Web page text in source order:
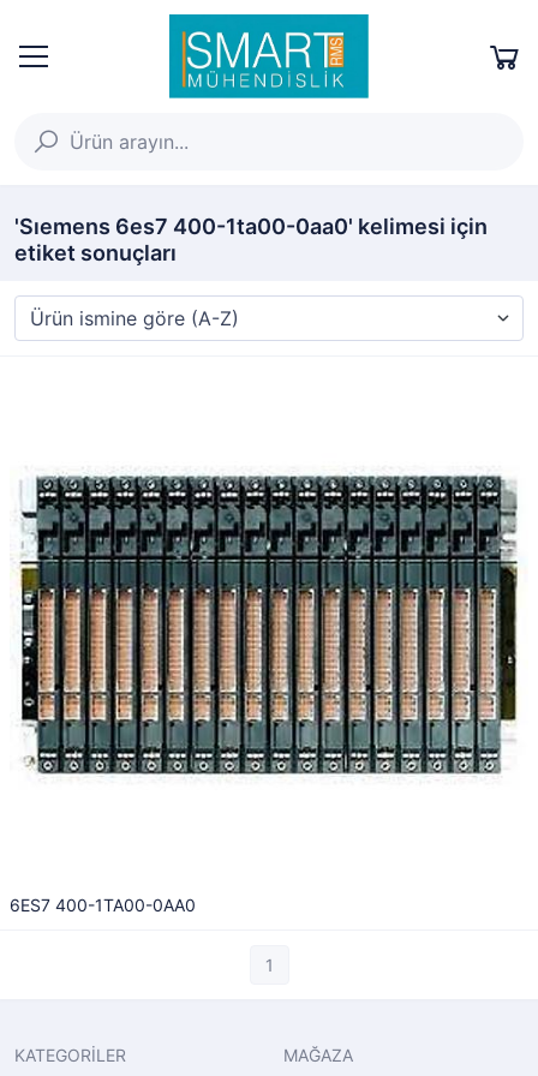
'Sıemens 6es7 400-1ta00-0aa0' kelimesi için
etiket sonuçları
6ES7 400-1TA00-0AA0
1
KATEGORİLER MAĞAZA